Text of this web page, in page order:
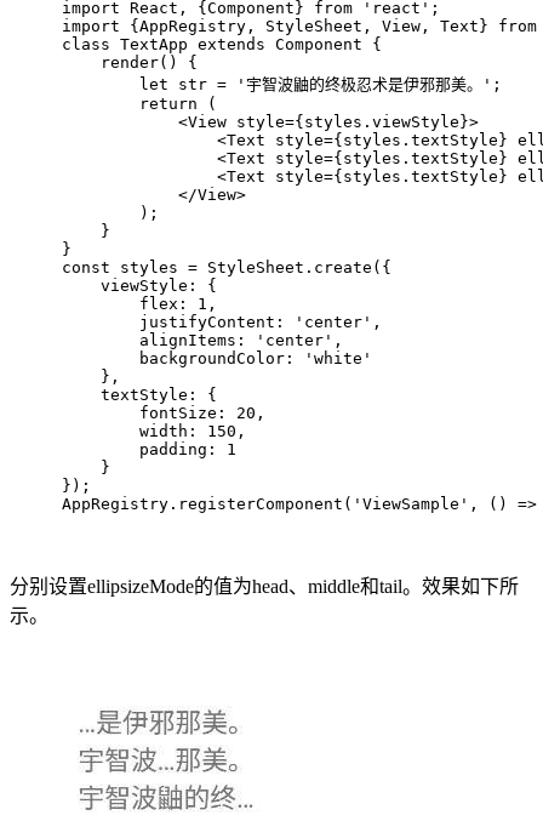
import React, {Component} from 'react' ;
import {AppRegistry, StyleSheet, View, Text} from
class TextApp extends Component
{
    render() {
let str = '宇智波鼬的终极忍术是伊邪那美。' ;
return (
            <View style={styles.viewStyle}>
<Text style={styles.textStyle}
<Text style={styles.textStyle}
<Text style={styles.textStyle}
            </View>
        );
    }
}
const styles = StyleSheet.create({
    viewStyle: {
        flex:
1 ,
        justifyContent:
'center' ,
        alignItems:
'center' ,
        backgroundColor:
'white'
    },
    textStyle: {
        fontSize:
20 ,
        width:
150 ,
        padding:
1
    }
});
AppRegistry.registerComponent( 'ViewSample' , () =>
分别设置ellipsizeMode的值为head、middle和tail。效果如下所
示。